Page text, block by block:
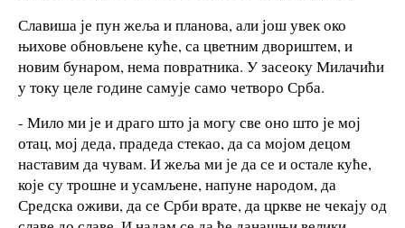
Славиша је пун жеља и планова, али још увек око
њихове обновљене куће, са цветним двориштем, и
новим бунаром, нема повратника. У засеоку Милачићи
у току целе године самује само четворо Срба.
- Мило ми је и драго што ја могу све оно што је мој
отац, мој деда, прадеда стекао, да са мојом децом
наставим да чувам. И жеља ми је да се и остале куће,
које су трошне и усамљене, напуне народом, да
Средска оживи, да се Срби врате, да цркве не чекају од